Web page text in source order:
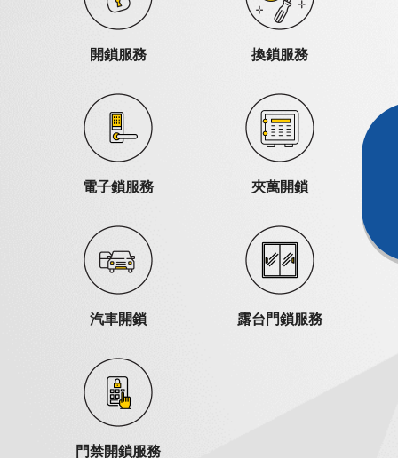
開鎖服務 換鎖服務
電子鎖服務 夾萬開鎖
汽車開鎖 露台門鎖服務
門禁開鎖服務